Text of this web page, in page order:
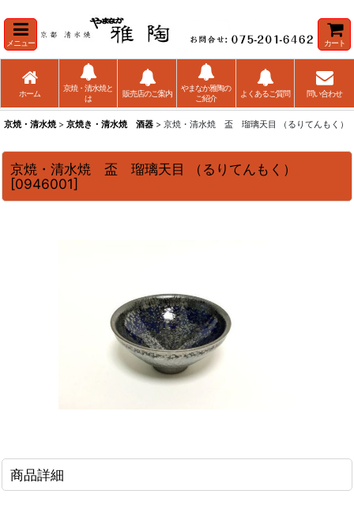
京焼・清水焼> 京焼き・清水焼 酒器 > 京焼・清水焼 盃 瑠璃天目 （るりてんもく）
メニュー カート
ホーム
京焼・清水焼と
は
販売店のご案内
やまなか雅陶の
ご紹介
よくあるご質問 問い合わせ
京焼・清水焼 盃 瑠璃天目 （るりてんもく）
[0946001]
商品詳細